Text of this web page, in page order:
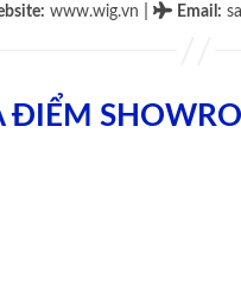
www.wig.vn Email :
ĐIỂM